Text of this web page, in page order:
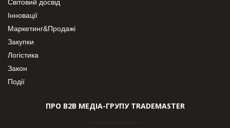
Світовий досвід
Інновації
Маркетинг&Продажі
Закупки
Логістика
Закон
Події
ПРО В2В МЕДІА-ГРУПУ TRADEMASTER